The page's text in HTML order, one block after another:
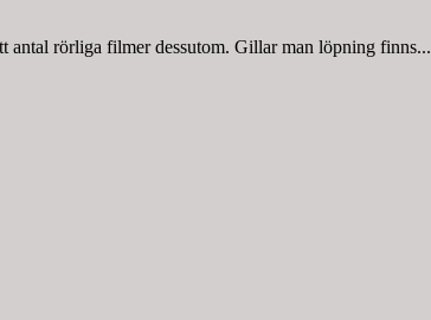
antal rörliga filmer dessutom. Gillar man löpning finns...